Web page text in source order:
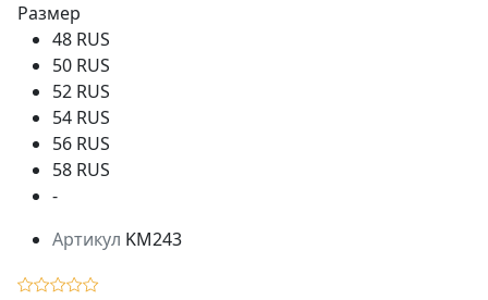
Размер
48 RUS
50 RUS
52 RUS
54 RUS
56 RUS
58 RUS
-
Артикул KM243